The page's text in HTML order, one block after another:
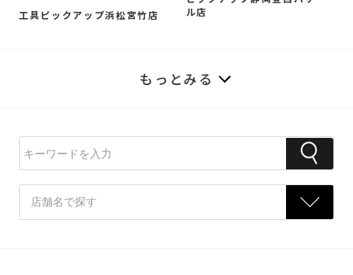
工具ピックアップ浜松宮竹店
ル店
もっとみる